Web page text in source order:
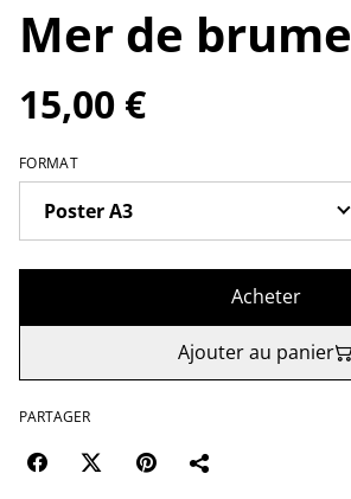
Mer de brume
15,00 €
FORMAT
Acheter
Ajouter au panier
PARTAGER